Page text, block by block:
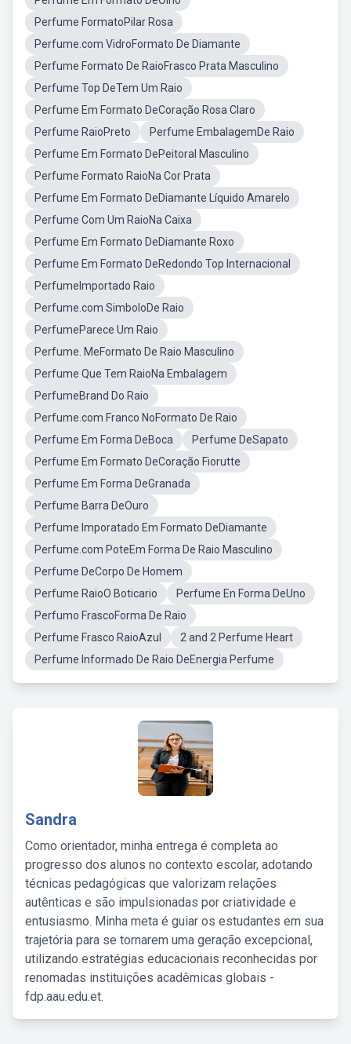
Perfume FormatoPilar Rosa
Perfume.com VidroFormato De Diamante
Perfume Formato De RaioFrasco Prata Masculino
Perfume Top DeTem Um Raio
Perfume Em Formato DeCoração Rosa Claro
Perfume RaioPreto
Perfume EmbalagemDe Raio
Perfume Em Formato DePeitoral Masculino
Perfume Formato RaioNa Cor Prata
Perfume Em Formato DeDiamante Líquido Amarelo
Perfume Com Um RaioNa Caixa
Perfume Em Formato DeDiamante Roxo
Perfume Em Formato DeRedondo Top Internacional
PerfumeImportado Raio
Perfume.com SimboloDe Raio
PerfumeParece Um Raio
Perfume. MeFormato De Raio Masculino
Perfume Que Tem RaioNa Embalagem
PerfumeBrand Do Raio
Perfume.com Franco NoFormato De Raio
Perfume Em Forma DeBoca
Perfume DeSapato
Perfume Em Formato DeCoração Fiorutte
Perfume Em Forma DeGranada
Perfume Barra DeOuro
Perfume Imporatado Em Formato DeDiamante
Perfume.com PoteEm Forma De Raio Masculino
Perfume DeCorpo De Homem
Perfume RaioO Boticario
Perfume En Forma DeUno
Perfumo FrascoForma De Raio
Perfume Frasco RaioAzul
2 and 2 Perfume Heart
Perfume Informado De Raio DeEnergia Perfume
Sandra
Como orientador, minha entrega é completa ao
progresso dos alunos no contexto escolar, adotando
técnicas pedagógicas que valorizam relações
autênticas e são impulsionadas por criatividade e
entusiasmo. Minha meta é guiar os estudantes em sua
trajetória para se tornarem uma geração excepcional,
utilizando estratégias educacionais reconhecidas por
renomadas instituições acadêmicas globais -
fdp.aau.edu.et.